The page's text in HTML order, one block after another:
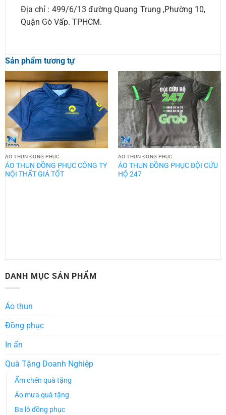
Địa chỉ : 499/6/13 đường Quang Trung ,Phường 10,
Quận Gò Vấp. TPHCM.
Sản phẩm tương tự
ÁO THUN ĐỒNG PHỤC
ÁO THUN ĐỒNG PHỤC CÔNG TY
NỘI THẤT GIÁ TỐT
ÁO THUN ĐỒNG PHỤC
ÁO THUN ĐỒNG PHỤC ĐỘI CỨU
HỘ 247
DANH MỤC SẢN PHẨM
Áo thun
Đồng phục
In ấn
Quà Tặng Doanh Nghiệp
Ấm chén quà tặng
Áo mưa quà tặng
Ba lô đồng phục